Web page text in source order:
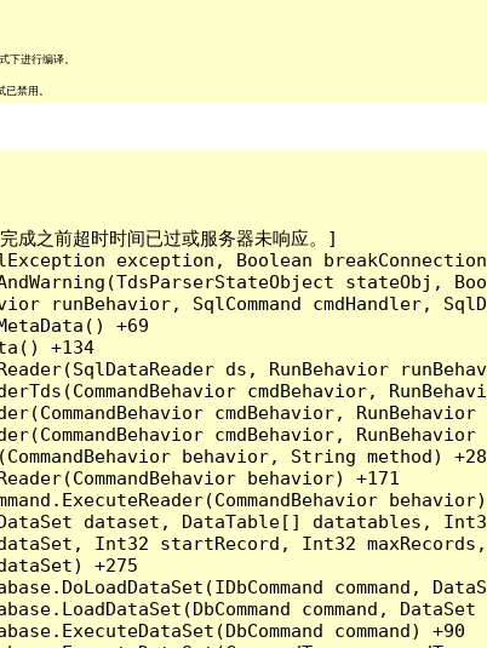
下进行编译。
禁用。
前超时时间已过或服务器未响应。]
exception, Boolean
stateObj,
runBehavior, SqlCommand cmdHandler,
+69
+134
ds, RunBehavior
cmdBehavior,
cmdBehavior,
cmdBehavior,
behavior, String method)
behavior) +171
dataset, DataTable[] datatables,
Int32 startRecord, Int32
+275
command,
command,
command) +90